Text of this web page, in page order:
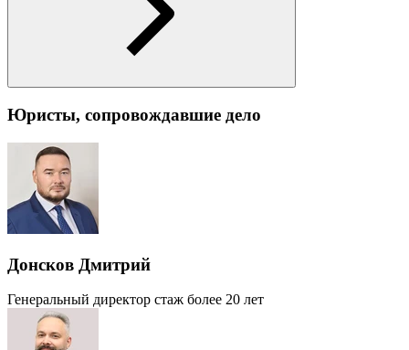
Юристы, сопровождавшие дело
Донсков Дмитрий
Генеральный директор стаж более 20 лет